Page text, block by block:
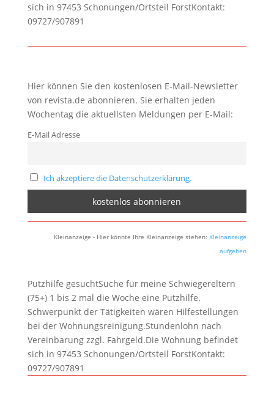
sich in 97453 Schonungen/Ortsteil ForstKontakt:
09727/907891
Hier können Sie den kostenlosen E-Mail-Newsletter
von revista.de abonnieren. Sie erhalten jeden
Wochentag die aktuellsten Meldungen per E-Mail:
E-Mail Adresse
Ich akzeptiere die Datenschutzerklärung.
Kleinanzeige - Hier könnte Ihre Kleinanzeige stehen: Kleinanzeige
aufgeben
Putzhilfe gesuchtSuche für meine Schwiegereltern
(75+) 1 bis 2 mal die Woche eine Putzhilfe.
Schwerpunkt der Tätigkeiten wären Hilfestellungen
bei der Wohnungsreinigung.Stundenlohn nach
Vereinbarung zzgl. Fahrgeld.Die Wohnung befindet
sich in 97453 Schonungen/Ortsteil ForstKontakt:
09727/907891